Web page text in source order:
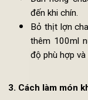
Luộc qua
Trong lúc
trộn tương
bạn có thể